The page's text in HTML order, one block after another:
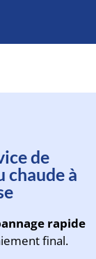
un
d'une
de
chaude à
rapide
final.